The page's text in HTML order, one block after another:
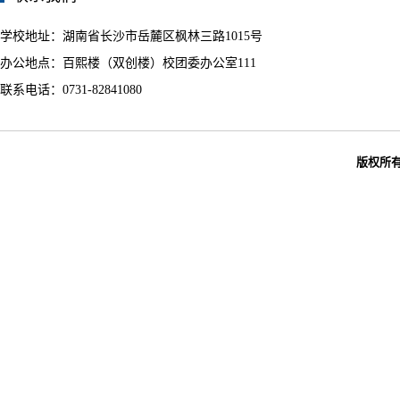
学校地址：湖南省长沙市岳麓区枫林三路1015号
办公地点：百熙楼（双创楼）校团委办公室111
联系电话：0731-82841080
版权所